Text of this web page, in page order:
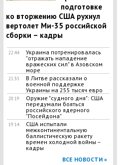
подготовке
ко вторжению США рухнул
вертолет Ми-35 российской
сборки – кадры
22:44
Украина потренировалась
"отражать нападение
вражеских сил" в Азовском
море
21:35
В Литве рассказали о
военной поддержке
Украины на 255 тысяч евро
20:19
Оружие "судного дня": США
передумали бояться
российского ядерного
"Посейдона"
19:14
США испытали
межконтинентальную
баллистическую ракету
времен холодной войны –
кадры
ВСЕ НОВОСТИ »